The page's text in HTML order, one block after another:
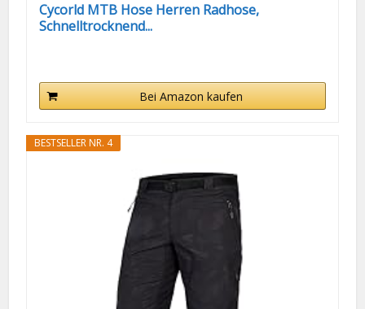
Cycorld MTB Hose Herren Radhose,
Schnelltrocknend...
Bei Amazon kaufen
BESTSELLER NR. 4